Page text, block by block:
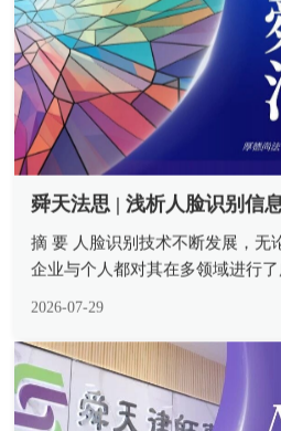
舜天法思 | 浅析人脸识别信
摘 要 人脸识别技术不断发展，无
企业与个人都对其在多领域进行
设置刑事责任底线。人脸识...
2026-07-29